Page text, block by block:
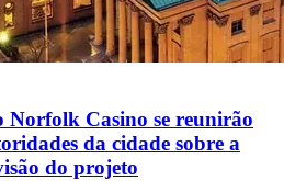
Norfolk Casino se reunirão
da cidade sobre a
do projeto